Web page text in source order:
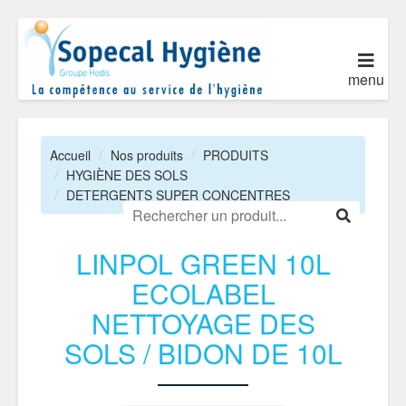
menu
Accueil Nos produits
PRODUITS
HYGIÈNE DES SOLS
DETERGENTS SUPER CONCENTRES
LINPOL GREEN 10L
ECOLABEL
NETTOYAGE DES
SOLS / BIDON DE 10L